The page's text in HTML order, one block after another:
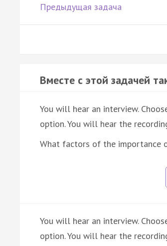
Предыдущая задача
Вместе с этой задачей
You will hear an interview.
option. You will hear the
What factors of the importance
You will hear an interview.
option. You will hear the